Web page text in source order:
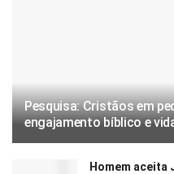
Pesquisa: Cristãos em
engajamento bíblico e
Homem aceita